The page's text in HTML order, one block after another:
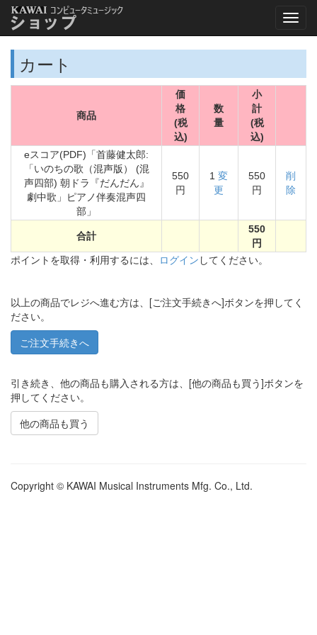
カート
商品
価
格
(税
込)
数
量
小
計
(税
込)
eスコア(PDF)「首藤健太郎:
「いのちの歌（混声版） (混
声四部) 朝ドラ『だんだん』
劇中歌」ピアノ伴奏混声四
部」
550
円
1 変
更
550
円
削
除
合計
550
円
ポイントを取得・利用するには、 ログイン してください。
以上の商品でレジへ進む方は、[ご注文手続きへ]ボタンを押してく
ださい。
引き続き、他の商品も購入される方は、[他の商品も買う]ボタンを
押してください。
他の商品も買う
Copyright © KAWAI Musical Instruments Mfg. Co., Ltd.